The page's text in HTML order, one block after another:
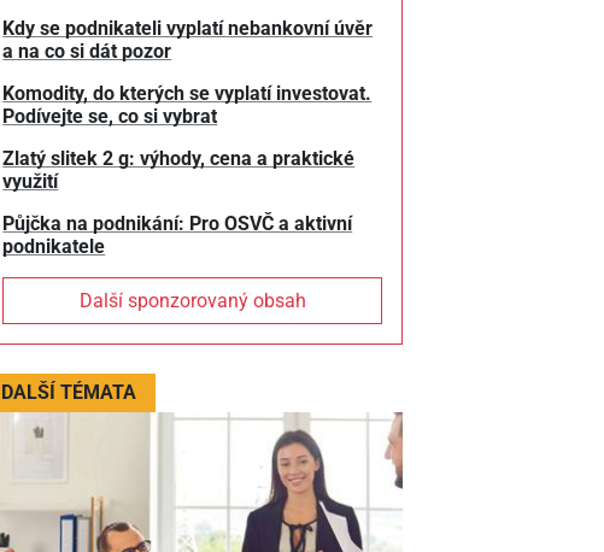
Kdy se podnikateli vyplatí nebankovní úvěr
a na co si dát pozor
Komodity, do kterých se vyplatí investovat.
Podívejte se, co si vybrat
Zlatý slitek 2 g: výhody, cena a praktické
využití
Půjčka na podnikání: Pro OSVČ a aktivní
podnikatele
Další sponzorovaný obsah
DALŠÍ TÉMATA